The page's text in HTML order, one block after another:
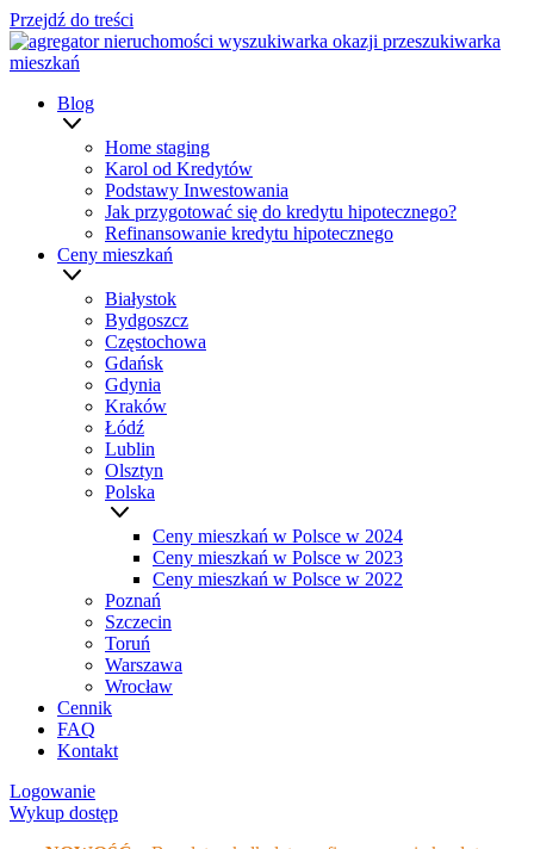
Przejdź do treści
Blog
Home staging
Karol od Kredytów
Podstawy Inwestowania
Jak przygotować się do kredytu hipotecznego?
Refinansowanie kredytu hipotecznego
Ceny mieszkań
Białystok
Bydgoszcz
Częstochowa
Gdańsk
Gdynia
Kraków
Łódź
Lublin
Olsztyn
Polska
Ceny mieszkań w Polsce w 2024
Ceny mieszkań w Polsce w 2023
Ceny mieszkań w Polsce w 2022
Poznań
Szczecin
Toruń
Warszawa
Wrocław
Cennik
FAQ
Kontakt
Logowanie
Wykup dostęp